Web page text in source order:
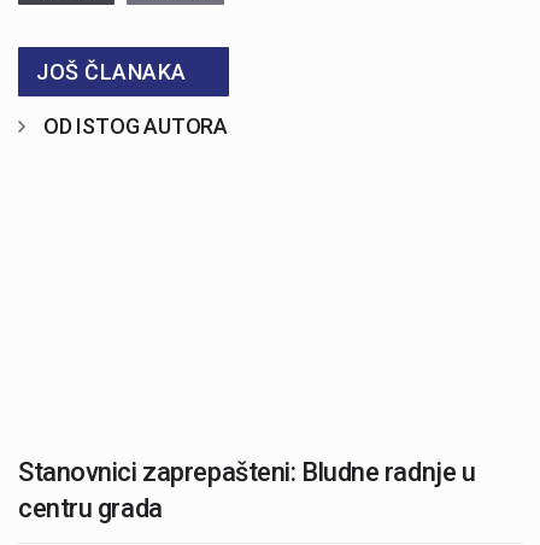
JOŠ ČLANAKA
OD ISTOG AUTORA
Stanovnici zaprepašteni: Bludne radnje u
centru grada